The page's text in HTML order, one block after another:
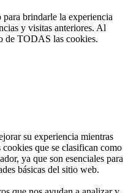
brindarle la experiencia
y visitas anteriores. Al
de TODAS las cookies.
su experiencia mientras
que se clasifican como
ya que son esenciales para
básicas del sitio web.